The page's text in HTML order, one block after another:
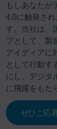
もしあなたが
4.0に触発さ
す。当社は、
プとして、製
アイディアに
として行動す
にし、デジタ
に飛躍をもた
ぜひご応